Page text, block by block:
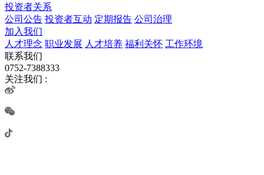
投资者关系
公司公告 投资者互动 定期报告 公司治理
加入我们
人才理念 职业发展 人才培养 福利关怀 工作环境
联系我们
0752-7388333
关注我们 :